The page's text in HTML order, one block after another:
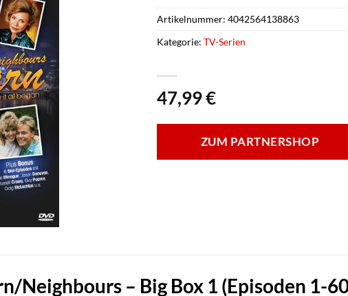
47,99€
ZUM PARTNERSHOP
Artikelnummer: 4042564138863
Kategorie: TV-Serien
Neighbours – Big Box 1 (Episoden 1-